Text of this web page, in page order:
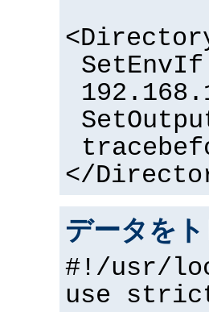
SetEnvIf
</
データを
#!/usr/
use